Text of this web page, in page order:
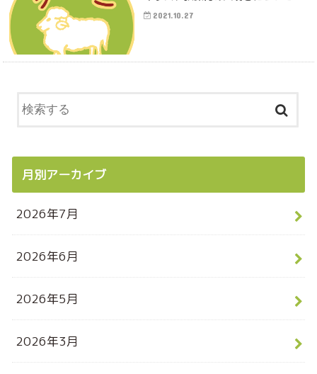
2021.10.27
月別アーカイブ
2026年7月
2026年6月
2026年5月
2026年3月